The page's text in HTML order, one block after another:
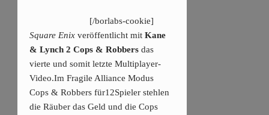
[/borlabs-cookie]
Square Enix veröffentlicht mit Kane
& Lynch 2 Cops & Robbers das
vierte und somit letzte Multiplayer-
Video.Im Fragile Alliance Modus
Cops & Robbers für12Spieler stehlen
die Räuber das Geld und die Cops